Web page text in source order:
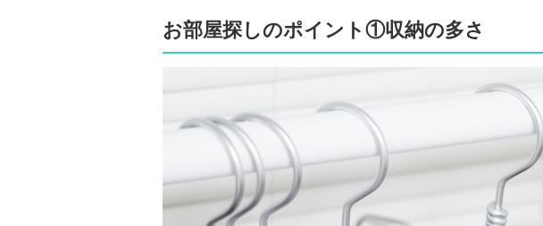
お部屋探しのポイント①収納の多さ